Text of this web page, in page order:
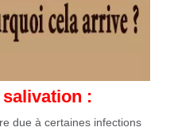
:
due à certaines infections